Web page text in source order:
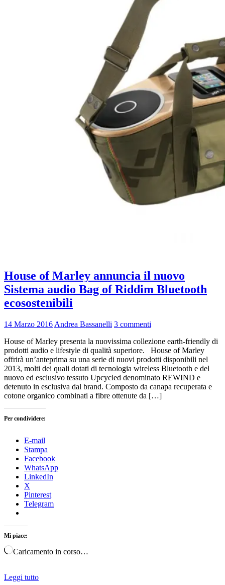
House of Marley annuncia il nuovo
Sistema audio Bag of Riddim Bluetooth
ecosostenibili
14 Marzo 2016 Andrea Bassanelli 3 commenti
House of Marley presenta la nuovissima collezione earth-friendly di
prodotti audio e lifestyle di qualità superiore. House of Marley
offrirà un’anteprima su una serie di nuovi prodotti disponibili nel
2013, molti dei quali dotati di tecnologia wireless Bluetooth e del
nuovo ed esclusivo tessuto Upcycled denominato REWIND e
detenuto in esclusiva dal brand. Composto da canapa recuperata e
cotone organico combinati a fibre ottenute da […]
Per condividere:
E-mail
Stampa
Facebook
WhatsApp
LinkedIn
X
Pinterest
Telegram
Mi piace:
Caricamento in corso…
Leggi tutto